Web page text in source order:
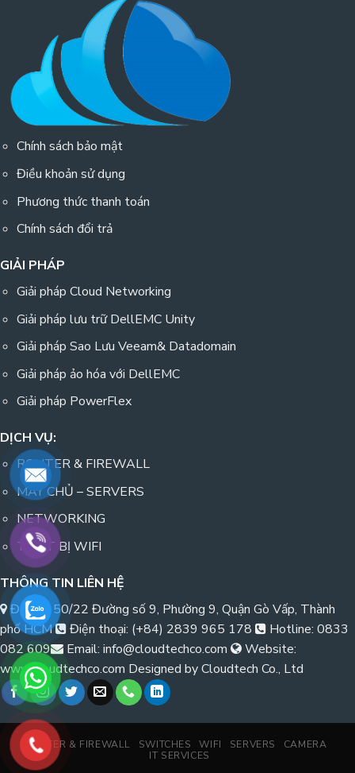
Chính sách bảo mật
Điều khoản sử dụng
Phương thức thanh toán
Chính sách đổi trả
GIẢI PHÁP
Giải pháp Cloud Networking
Giải pháp lưu trữ DellEMC Unity
Giải pháp Sao Lưu Veeam& Datadomain
Giải pháp ảo hóa với DellEMC
Giải pháp PowerFlex
DỊCH VỤ:
ROUTER & FIREWALL
MÁY CHỦ – SERVERS
NETWORKING
THIẾT BỊ WIFI
THÔNG TIN LIÊN HỆ
Địa chỉ: 50/22 Đường số 9, Phường 9, Quận Gò Vấp, Thành
phố HCM
Điện thoại: (+84) 2839 965 178
Hotline: 0833
082 609
Email: info@cloudtechco.com
Website:
www.cloudtechco.com Designed by Cloudtech Co., Ltd
ROUTER & FIREWALL SWITCHES WIFI SERVERS
CAMERA
IT SERVICES